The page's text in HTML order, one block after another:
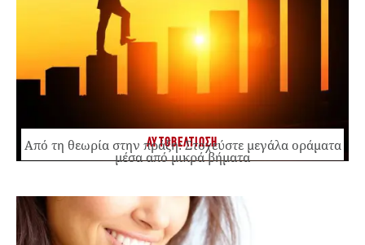
ΑΥΤΟΒΕΛΤΙΩΣΗ
Από τη θεωρία στην πράξη: Στοχεύστε μεγάλα οράματα
μέσα από μικρά βήματα